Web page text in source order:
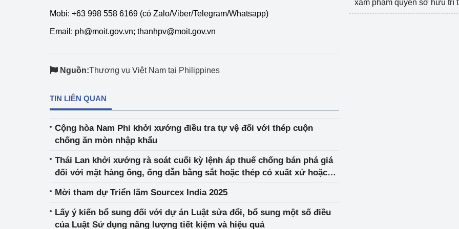
Mobi: +63 998 558 6169 (có Zalo/Viber/Telegram/Whatsapp)
Email: ph@moit.gov.vn; thanhpv@moit.gov.vn
Nguồn:Thương vụ Việt Nam tại Philippines
TIN LIÊN QUAN
Cộng hòa Nam Phi khởi xướng điều tra tự vệ đối với thép cuộn
chống ăn mòn nhập khẩu
Thái Lan khởi xướng rà soát cuối kỳ lệnh áp thuế chống bán phá giá
đối với mặt hàng ống, ống dẫn bằng sắt hoặc thép có xuất xứ hoặc
Mời tham dự Triển lãm Sourcex India 2025
Lấy ý kiến bổ sung đối với dự án Luật sửa đổi, bổ sung một số điều
của Luật Sử dụng năng lượng tiết kiệm và hiệu quả
xâm phạm quyền sở hữu trí